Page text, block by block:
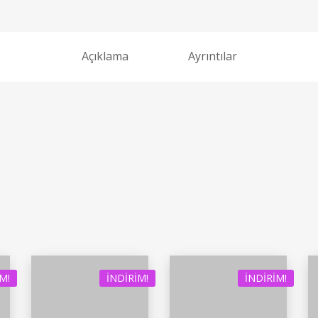
Açıklama Ayrıntılar
İNDIRIM! İNDIRIM!